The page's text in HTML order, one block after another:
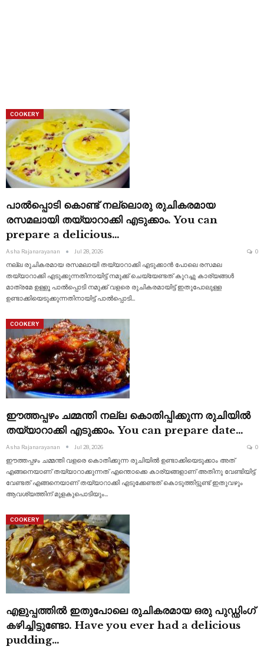
COOKERY
പാൽപ്പൊടി കൊണ്ട് നല്ലൊരു രുചികരമായ
രസമലായി തയ്യാറാക്കി എടുക്കാം. You can
prepare a delicious…
Asha Rajanarayanan Jul 28, 2026 0
നല്ല രുചികരമായ രസമലായി തയ്യാറാക്കി എടുക്കാൻ പോലെ രസമല
തയ്യാറാക്കി എടുക്കുന്നതിനായിട്ട് നമുക്ക് ചെയ്യേണ്ടത് കുറച്ചു കാര്യങ്ങൾ
മാത്രമേ ഉള്ളൂ പാൽപ്പൊടി നമുക്ക് വളരെ രുചികരമായിട്ട് ഇതുപോലുള്ള
ഉണ്ടാക്കിയെടുക്കുന്നതിനായിട്ട് പാൽപ്പൊടി…
COOKERY
ഈത്തപ്പഴം ചമ്മന്തി നല്ല കൊതിപ്പിക്കുന്ന രുചിയിൽ
തയ്യാറാക്കി എടുക്കാം. You can prepare date…
Asha Rajanarayanan Jul 28, 2026 0
ഈത്തപ്പഴം ചമ്മന്തി വളരെ കൊതിക്കുന്ന രുചിയിൽ ഉണ്ടാക്കിയെടുക്കാം അത്
എങ്ങനെയാണ് തയ്യാറാക്കുന്നത് എന്തൊക്കെ കാര്യങ്ങളാണ് അതിനു വേണ്ടിയിട്ട്
വേണ്ടത് എങ്ങനെയാണ്തയ്യാറാക്കി എടുക്കേണ്ടത് കൊടുത്തിട്ടുണ്ട് ഇതുവഴും
ആവശ്യത്തിന് മുളകുപൊടിയും…
COOKERY
എളുപ്പത്തിൽ ഇതുപോലെ രുചികരമായ ഒരു പുഡ്ഡിംഗ്
കഴിച്ചിട്ടുണ്ടോ. Have you ever had a delicious
pudding…